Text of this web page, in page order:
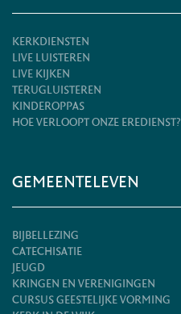
KERKDIENSTEN
LIVE LUISTEREN
LIVE KIJKEN
TERUGLUISTEREN
KINDEROPPAS
HOE VERLOOPT ONZE EREDIENST?
GEMEENTELEVEN
BIJBELLEZING
CATECHISATIE
JEUGD
KRINGEN EN VERENIGINGEN
CURSUS GEESTELIJKE VORMING